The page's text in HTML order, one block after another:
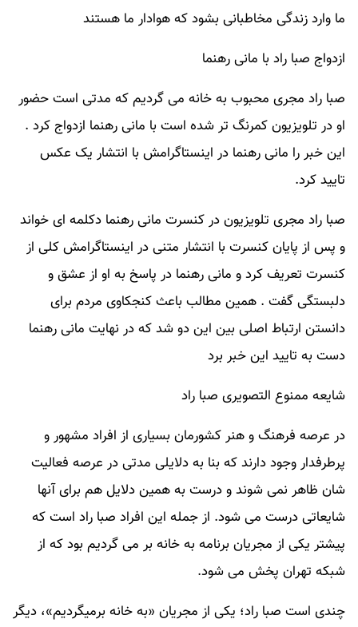
ما وارد زندگی مخاطبانی بشود که هوادار ما هستند
ازدواج صبا راد با مانی رهنما
صبا راد مجری محبوب به خانه می گردیم که مدتی است حضور
او در تلویزیون کمرنگ تر شده است با مانی رهنما ازدواج کرد .
این خبر را مانی رهنما در اینستاگرامش با انتشار یک عکس
تایید کرد.
صبا راد مجری تلویزیون در کنسرت مانی رهنما دکلمه ای خواند
و پس از پایان کنسرت با انتشار متنی در اینستاگرامش کلی از
کنسرت تعریف کرد و مانی رهنما در پاسخ به او از عشق و
دلبستگی گفت . همین مطالب باعث کنجکاوی مردم برای
دانستن ارتباط اصلی بین این دو شد که در نهایت مانی رهنما
دست به تایید این خبر برد
شایعه ممنوع التصویری صبا راد
در عرصه فرهنگ و هنر کشورمان بسیاری از افراد مشهور و
پرطرفدار وجود دارند که بنا به دلایلی مدتی در عرصه فعالیت
شان ظاهر نمی شوند و درست به همین دلایل هم برای آنها
شایعاتی درست می شود. از جمله این افراد صبا راد است که
پیشتر یکی از مجریان برنامه به خانه بر می گردیم بود که از
شبکه تهران پخش می شود.
چندی است صبا راد؛ یکی از مجریان «به خانه برمیگردیم»، دیگر